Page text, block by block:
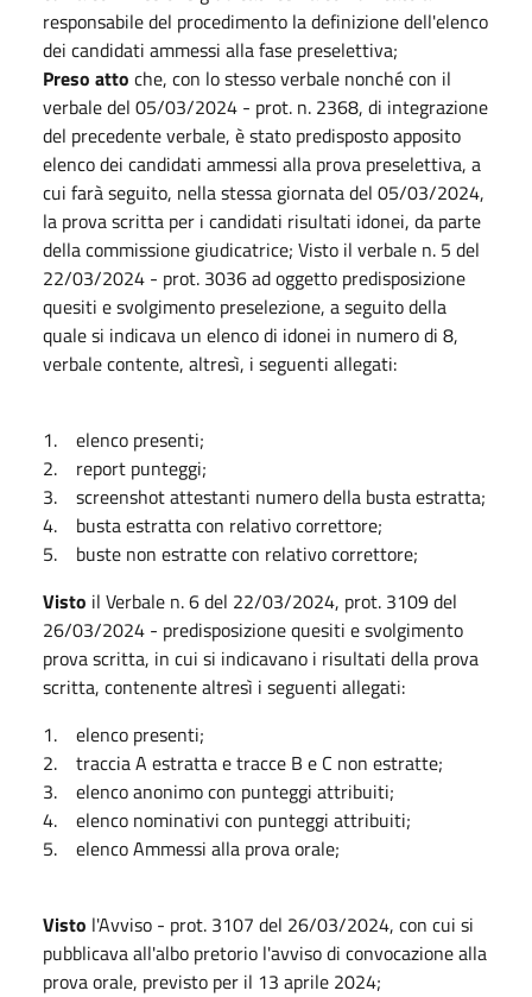
responsabile del procedimento la definizione dell'elenco
dei candidati ammessi alla fase preselettiva;
Preso atto che, con lo stesso verbale nonché con il
verbale del 05/03/2024 - prot. n. 2368, di integrazione
del precedente verbale, è stato predisposto apposito
elenco dei candidati ammessi alla prova preselettiva, a
cui farà seguito, nella stessa giornata del 05/03/2024,
la prova scritta per i candidati risultati idonei, da parte
della commissione giudicatrice; Visto il verbale n. 5 del
22/03/2024 - prot. 3036 ad oggetto predisposizione
quesiti e svolgimento preselezione, a seguito della
quale si indicava un elenco di idonei in numero di 8,
verbale contente, altresì, i seguenti allegati:
1. elenco presenti;
2. report punteggi;
3. screenshot attestanti numero della busta estratta;
4. busta estratta con relativo correttore;
5. buste non estratte con relativo correttore;
Visto il Verbale n. 6 del 22/03/2024, prot. 3109 del
26/03/2024 - predisposizione quesiti e svolgimento
prova scritta, in cui si indicavano i risultati della prova
scritta, contenente altresì i seguenti allegati:
1. elenco presenti;
2. traccia A estratta e tracce B e C non estratte;
3. elenco anonimo con punteggi attribuiti;
4. elenco nominativi con punteggi attribuiti;
5. elenco Ammessi alla prova orale;
Visto l'Avviso - prot. 3107 del 26/03/2024, con cui si
pubblicava all'albo pretorio l'avviso di convocazione alla
prova orale, previsto per il 13 aprile 2024;